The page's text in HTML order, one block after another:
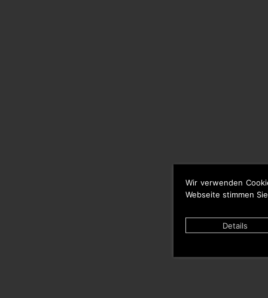
Wir verwenden
Webseite stimmen
Details